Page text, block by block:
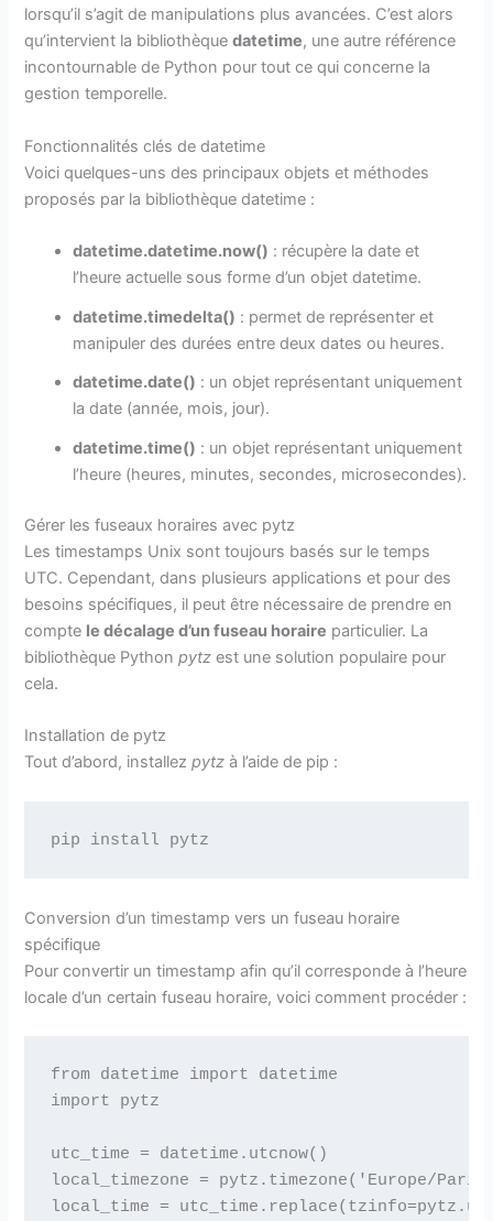
lorsqu’il s’agit de manipulations plus avancées. C’est alors
qu’intervient la bibliothèquedatetime, une autre référence
incontournable de Python pour tout ce qui concerne la
gestion temporelle.
Fonctionnalités clés de datetime
Voici quelques-uns des principaux objets et méthodes
proposés par la bibliothèque datetime :
datetime.datetime.now() : récupère la date et
l’heure actuelle sous forme d’un objet datetime.
datetime.timedelta() : permet de représenter et
manipuler des durées entre deux dates ou heures.
datetime.date() : un objet représentant uniquement
la date (année, mois, jour).
datetime.time() : un objet représentant uniquement
l’heure (heures, minutes, secondes, microsecondes).
Gérer les fuseaux horaires avec pytz
Les timestamps Unix sont toujours basés sur le temps
UTC. Cependant, dans plusieurs applications et pour des
besoins spécifiques, il peut être nécessaire de prendre en
compte le décalage d’un fuseau horaire particulier. La
bibliothèque Pythonpytz est une solution populaire pour
cela.
Installation de pytz
Tout d’abord, installezpytz à l’aide de pip :
Conversion d’un timestamp vers un fuseau horaire
spécifique
Pour convertir un timestamp afin qu’il corresponde à l’heure
locale d’un certain fuseau horaire, voici comment procéder :
from datetime import datetime
import pytz
utc_time = datetime.utcnow()
local_timezone = pytz.timezone('Europe/
local_time =